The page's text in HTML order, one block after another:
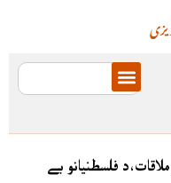
فلسطنيانو بے